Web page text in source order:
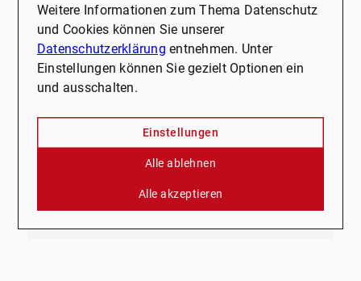
Immobilie geerbt – und nun?
schwierige Zeit, und das Erbe einer Immobilie
kann zusätzliche emotionale und praktische
Herausforderungen mit sich bringen. Wir
Entscheidungen zu treffen.
Weitere Informationen zum Thema Datenschutz
und Cookies können Sie unserer
Datenschutzerklärung entnehmen. Unter
Einstellungen können Sie gezielt Optionen ein
und ausschalten.
Einstellungen
Alle ablehnen
Alle akzeptieren